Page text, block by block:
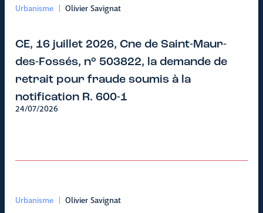
Urbanisme Olivier Savignat
CE, 16 juillet 2026, Cne de Saint-Maur-
des-Fossés, n° 503822, la demande de
retrait pour fraude soumis à la
notification R. 600-1
24/07/2026
Urbanisme Olivier Savignat